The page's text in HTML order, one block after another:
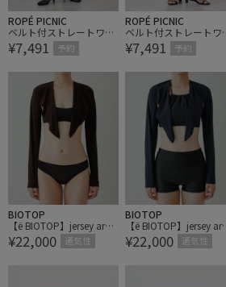
ROPÉ PICNIC
ベルト付ストレートワイ
ドデニムパンツ
¥7,491 予約
ROPÉ PICNIC
ベルト付ストレートワ
ドデニムパンツ
¥7,491 予約
BIOTOP
【ё BIOTOP】jersey arm
cover
¥22,000 通気性
BIOTOP
【ё BIOTOP】jersey
cover
¥22,000 通気性